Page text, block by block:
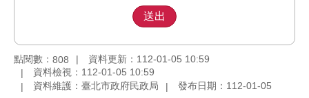
點閱數： 808
資料更新：112-01-05 10:59
資料檢視：112-01-05 10:59
資料維護：臺北市政府民政局
發布日期：112-01-05